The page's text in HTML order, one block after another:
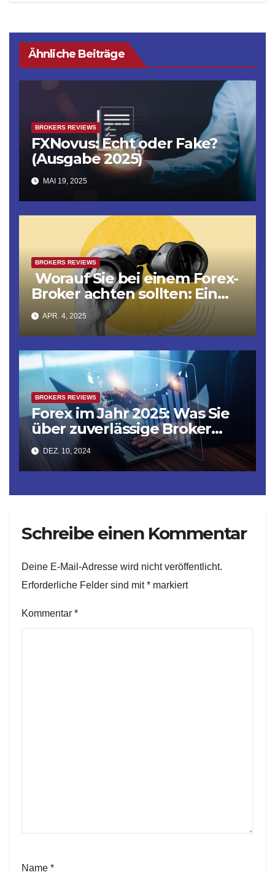
Ähnliche Beiträge
BROKERS REVIEWS
FXNovus: Echt oder Fake?
(Ausgabe 2025)
MAI 19, 2025
BROKERS REVIEWS
Worauf Sie bei einem Forex-
Broker achten sollten: Ein
Leitfaden zur Vermeidung
von Betrug
APR. 4, 2025
BROKERS REVIEWS
Forex im Jahr 2025: Was Sie
über zuverlässige Broker
und Betrügereien wissen
sollten
DEZ. 10, 2024
Schreibe einen Kommentar
Deine E-Mail-Adresse wird nicht veröffentlicht.
Erforderliche Felder sind mit* markiert
Kommentar *
Name *